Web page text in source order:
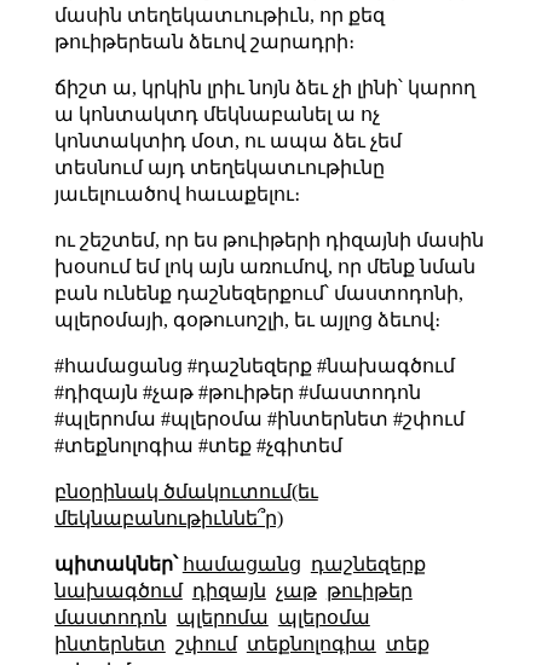
մասին տեղեկատւութիւն, որ քեզ
թուիթերեան ձեւով շարադրի։
ճիշտ ա, կրկին լրիւ նոյն ձեւ չի լինի՝ կարող
ա կոնտակտդ մեկնաբանել ա ոչ
կոնտակտիդ մօտ, ու ապա ձեւ չեմ
տեսնում այդ տեղեկատւութիւնը
յաւելուածով հաւաքելու։
ու շեշտեմ, որ ես թուիթերի դիզայնի մասին
խօսում եմ լոկ այն առումով, որ մենք նման
բան ունենք դաշնեզերքում՝ մաստոդոնի,
պլերօմայի, գօթուսոշլի, եւ այլոց ձեւով։
#համացանց #դաշնեզերք #նախագծում
#դիզայն #չաթ #թուիթեր #մաստոդոն
#պլերոմա #պլերօմա #ինտերնետ #շփում
#տեքնոլոգիա #տեք #չգիտեմ
բնօրինակ ծմակուտում(եւ
մեկնաբանութիւննե՞ր)
պիտակներ՝ համացանց դաշնեզերք
նախագծում դիզայն չաթ թուիթեր
մաստոդոն պլերոմա պլերօմա
ինտերնետ շփում տեքնոլոգիա տեք